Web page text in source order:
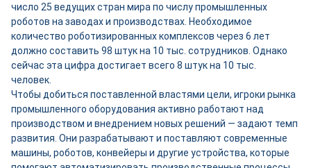
число 25 ведущих стран мира по числу промышленных
роботов на заводах и производствах. Необходимое
количество роботизированных комплексов через 6 лет
должно составить 98 штук на 10 тыс. сотрудников. Однако
сейчас эта цифра достигает всего 8 штук на 10 тыс.
человек.
Чтобы добиться поставленной властями цели, игроки рынка
промышленного оборудования активно работают над
производством и внедрением новых решений — задают темп
развития. Они разрабатывают и поставляют современные
машины, роботов, конвейеры и другие устройства, которые